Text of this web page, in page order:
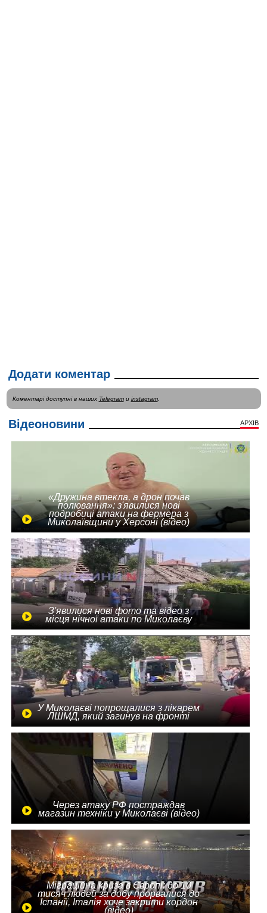
Додати коментар
Коментарі доступні в наших Telegramи instagram.
Відеоновини АРХІВ
«Дружина втекла, а дрон почав
полювання»: з'явилися нові
подробиці атаки на фермера з
Миколаївщини у Херсоні (відео)
З'явилися нові фото та відео з
місця нічної атаки по Миколаєву
У Миколаєві попрощалися з лікарем
ЛШМД, який загинув на фронті
Через атаку РФ постраждав
магазин техніки у Миколаєві (відео)
Міграційна криза в Європі: до 10
тисяч людей за добу прорвалися до
Іспанії, Італія хоче закрити кордон
(відео)